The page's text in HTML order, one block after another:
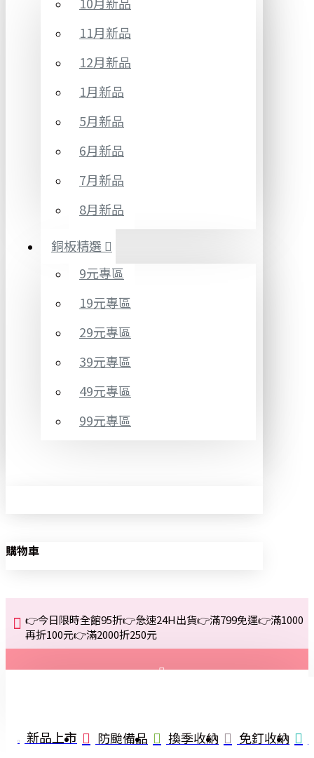
11月新品
12月新品
1月新品
5月新品
6月新品
7月新品
8月新品
銅板精選
9元專區
19元專區
29元專區
39元專區
49元專區
99元專區
購物車
👉今日限時全館95折👉急速24H出貨👉滿799免運👉滿1000
再折100元👉滿2000折250元
註冊
新品上市 防颱備品 換季收納 免釘收納